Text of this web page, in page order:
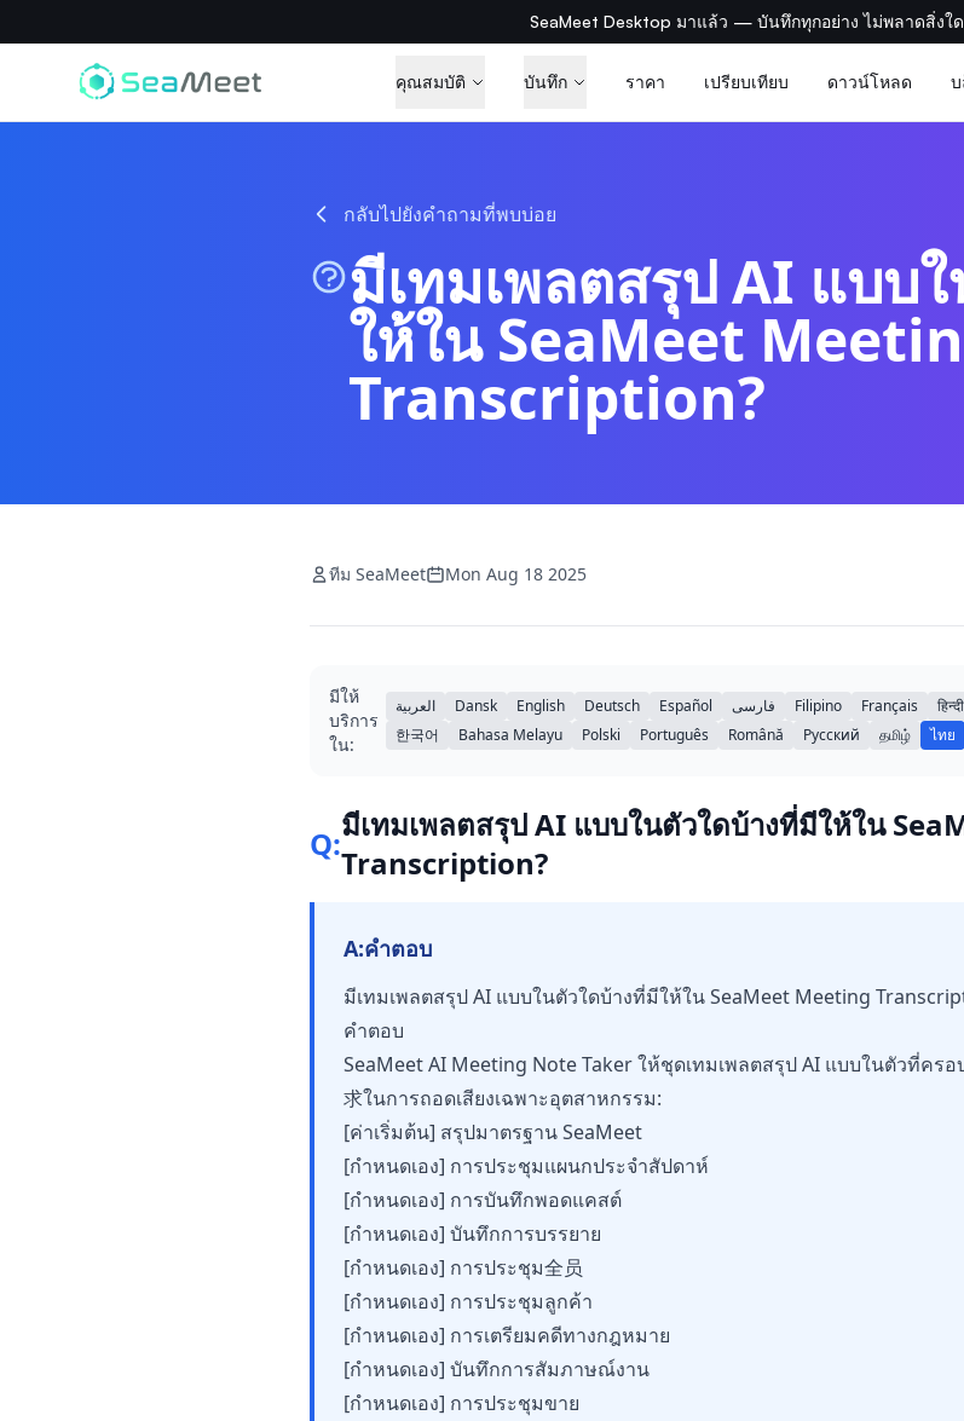
SeaMeet Desktop มาแล้ว — บันทึกทุกอย่าง ไม่พลาดสิ่ง
คุณสมบัติ บันทึก ราคา เปรียบเทียบ ดาวน์โหลด
กลับไปยังคำถามที่พบบ่อย
มีเทมเพลตสรุป AI แบบ
ให้ใน SeaMeet
Transcription?
ทีม SeaMeet Mon Aug 18 2025
มีให้
บริการ
ใน:
العربية Dansk English Deutsch Español فارسی Filipino Français हिन्दी
한국어
Bahasa Melayu Polski Português Română Русский தமிழ் ไทย
Q:มีเทมเพลตสรุป AI แบบในตัวใดบ้างที่มีให้ใน
Transcription?
A:คำตอบ
มีเทมเพลตสรุป AI แบบในตัวใดบ้างที่มีให้ใน SeaMeet Meeting
คำตอบ
SeaMeet AI Meeting Note Taker ให้ชุดเทมเพลตสรุป AI แบบในตัวที่คร
求ในการถอดเสียงเฉพาะอุตสาหกรรม:
[ค่าเริ่มต้น] สรุปมาตรฐาน SeaMeet
[กำหนดเอง] การประชุมแผนกประจำสัปดาห์
[กำหนดเอง] การบันทึกพอดแคสต์
[กำหนดเอง] บันทึกการบรรยาย
[กำหนดเอง] การประชุม全员
[กำหนดเอง] การประชุมลูกค้า
[กำหนดเอง] การเตรียมคดีทางกฎหมาย
[กำหนดเอง] บันทึกการสัมภาษณ์งาน
[กำหนดเอง] การประชุมขาย